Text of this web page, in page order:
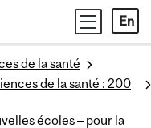
En
de la santé
de la santé : 200
écoles – pour la